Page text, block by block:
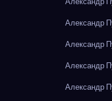
Александр
Александр
Александр
Александр